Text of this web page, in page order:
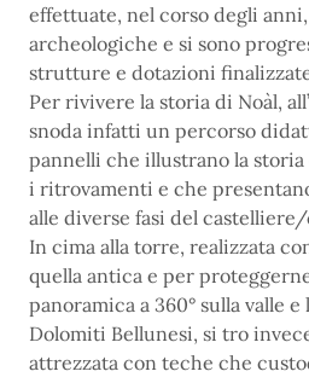
effettuate, nel corso degli
archeologiche e si sono
strutture e dotazioni
Per rivivere la storia di Noàl,
snoda infatti un percorso
pannelli che illustrano la
i ritrovamenti e che
alle diverse fasi del
In cima alla torre, realizzata
quella antica e per
panoramica a 360° sulla valle
Dolomiti Bellunesi, si tro
attrezzata con teche che